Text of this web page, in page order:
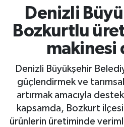
Denizli
Bozkurtlu
makinesi
Denizli Büyükşehir
güçlendirmek ve
artırmak amacıyla
kapsamda, Bozkurt
ürünlerin üretiminde
Borsa Haberleri
İş Dünyası
Lojistik
Otovitrin
Asayiş
Süper Lig Puan Durumu
Tüm Manşetler
Son Dakika Haberleri
Haber Arşivi